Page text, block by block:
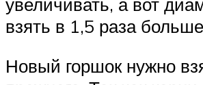
взять в 1,5 раза больше
Новый горшок нужно